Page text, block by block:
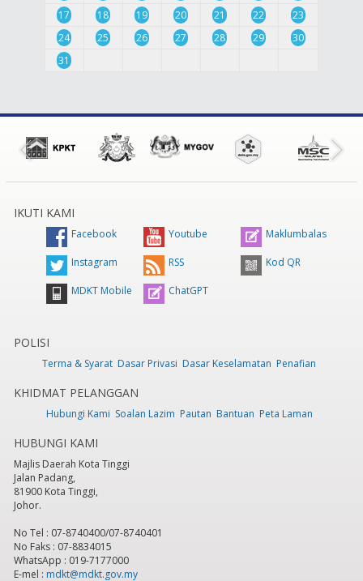
17
18 19 20 21 22
23
24
25 26 27 28 29
30
31
IKUTI KAMI
Facebook Youtube Maklumbalas
Instagram RSS Kod QR
MDKT Mobile ChatGPT
POLISI
Terma & Syarat Dasar Privasi Dasar Keselamatan Penafian
KHIDMAT PELANGGAN
Hubungi Kami Soalan Lazim Pautan Bantuan Peta Laman
HUBUNGI KAMI
Majlis Daerah Kota Tinggi
Jalan Padang,
81900 Kota Tinggi,
Johor.
No Tel : 07-8740400/07-8740401
No Faks : 07-8834015
WhatsApp : 019-7177000
E-mel : mdkt@mdkt.gov.my